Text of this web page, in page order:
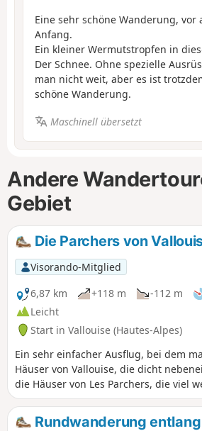
Eine sehr schöne Wanderung, vor
Anfang.
Ein kleiner Wermutstropfen in
Der Schnee. Ohne spezielle
man nicht weit, aber es ist
schöne Wanderung.
Maschinell übersetzt
Andere
Gebiet
Die Parchers von
Visorando-Mitglied
6,87 km
+118 m -112 m
Leicht
Start in Vallouise (Hautes-Alpes)
Ein sehr einfacher Ausflug, bei dem
Häuser von Vallouise, die dicht
die Häuser von Les Parchers, die viel
entfernt sind, entdecken kann.
Rundwanderung